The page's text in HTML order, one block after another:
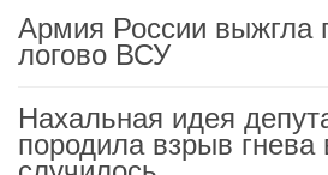
Армия России выжгла
логово ВСУ
Нахальная идея
породила взрыв